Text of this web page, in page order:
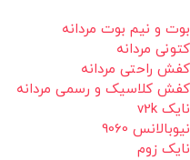
بوت و نیم بوت مردانه
کتونی مردانه
کفش راحتی مردانه
کفش کلاسیک و رسمی مردانه
نایک v2k
نیوبالانس 9060
نایک زوم